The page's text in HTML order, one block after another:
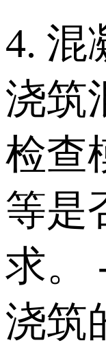
4. 混
浇筑
检查
等是
求。
浇筑